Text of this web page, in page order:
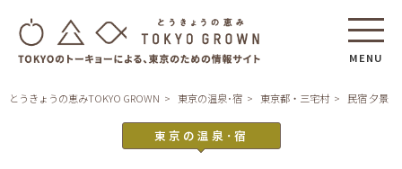
MENU
とうきょうの恵みTOKYO GROWN 東京の温泉･宿 東京都・三宅村 民宿 夕景
東京の温泉･宿